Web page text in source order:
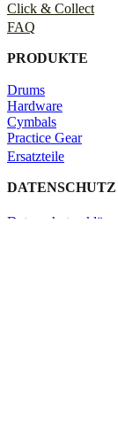
Click & Collect
FAQ
PRODUKTE
Drums
Hardware
Cymbals
Practice Gear
Ersatzteile
DATENSCHUTZ